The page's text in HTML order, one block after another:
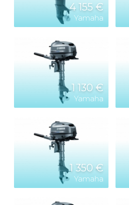
4 155 €
Yamaha
1 130 €
Yamaha
1 350 €
Yamaha